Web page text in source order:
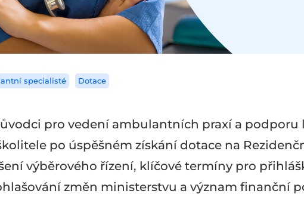
specialisté Dotace
pro vedení ambulantních praxí a podporu
po úspěšném získání dotace na
výběrového řízení, klíčové termíny pro
změn ministerstvu a význam finanční